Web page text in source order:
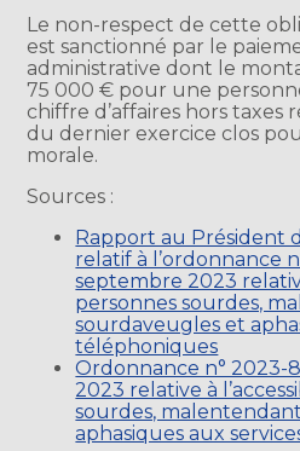
Le non-respect de cette
est sanctionné par le
administrative dont le
75 000 € pour une
chiffre d’affaires hors taxes
du dernier exercice clos
morale.
Sources :
Rapport au Président
relatif à l’ordonnance
septembre 2023
personnes sourdes,
sourdaveugles et
téléphoniques
Ordonnance n° 2023-
2023 relative à
sourdes,
aphasiques aux